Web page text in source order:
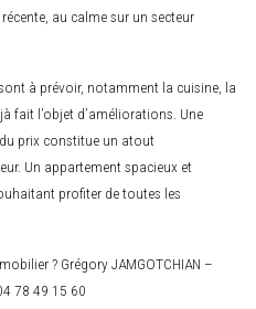
au calme sur un secteur
à prévoir, notamment la cuisine, la
fait l’objet d’améliorations. Une
prix constitue un atout
Un appartement spacieux et
profiter de toutes les
? Grégory JAMGOTCHIAN –
78 49 15 60